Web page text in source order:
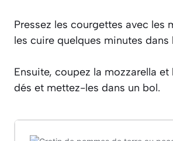
Pressez les courgettes avec les
les cuire quelques minutes dans
Ensuite, coupez la mozzarella et
dés et mettez-les dans un bol.